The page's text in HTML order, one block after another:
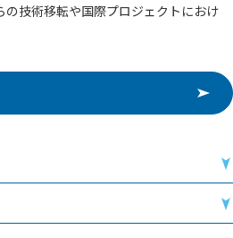
技術移転や国際プロジェクトにおけ